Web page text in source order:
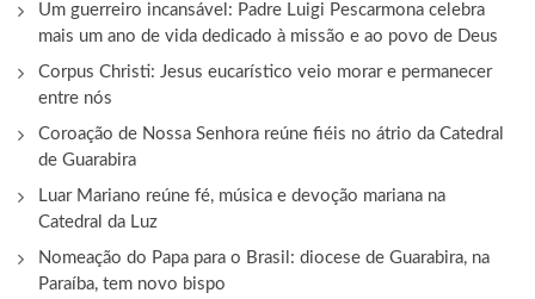
Um guerreiro incansável: Padre Luigi Pescarmona celebra
mais um ano de vida dedicado à missão e ao povo de Deus
Corpus Christi: Jesus eucarístico veio morar e permanecer
entre nós
Coroação de Nossa Senhora reúne fiéis no átrio da Catedral
de Guarabira
Luar Mariano reúne fé, música e devoção mariana na
Catedral da Luz
Nomeação do Papa para o Brasil: diocese de Guarabira, na
Paraíba, tem novo bispo